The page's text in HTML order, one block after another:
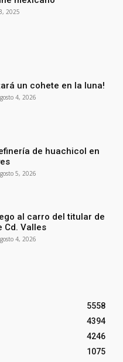
2025
un cohete en la luna!
4, 2026
de huachicol en
5, 2026
al carro del titular de
Cd. Valles
4, 2026
5558
4394
4246
1075